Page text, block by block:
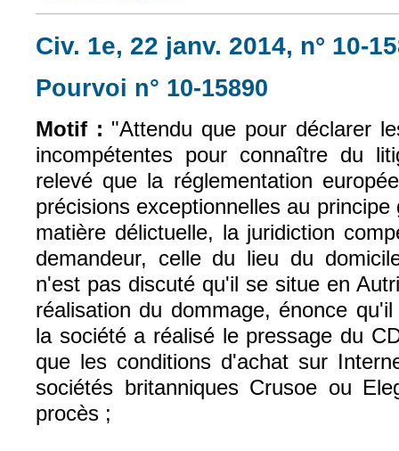
Civ. 1e, 22 janv. 2014, n° 10-
Pourvoi n° 10-15890
Motif : "Attendu que pour déclarer
incompétentes pour connaître du
relevé que la réglementation
précisions exceptionnelles au
matière délictuelle, la juridiction
demandeur, celle du lieu du
n'est pas discuté qu'il se situe en
réalisation du dommage, énonce
la société a réalisé le pressage du
que les conditions d'achat sur
sociétés britanniques Crusoe ou
procès ;